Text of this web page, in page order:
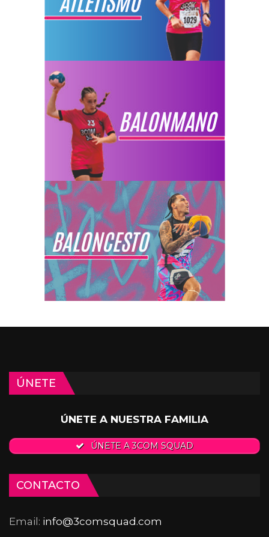
ÚNETE
ÚNETE A NUESTRA FAMILIA
ÚNETE A 3COM SQUAD
CONTACTO
Email: info@3comsquad.com